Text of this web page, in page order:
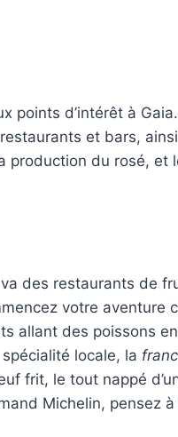
points d’intérêt à
et bars,
production du rosé, et
des restaurants de
votre aventure
allant des poissons
locale, la
frit, le tout nappé
Michelin, pensez